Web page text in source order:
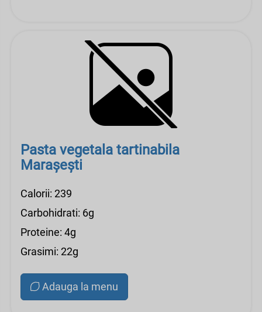
Pasta vegetala tartinabila
Marașești
Calorii: 239
Carbohidrati: 6g
Proteine: 4g
Grasimi: 22g
Adauga la menu